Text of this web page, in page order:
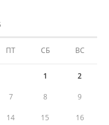
ПТ СБ ВС
1 2
7 8 9
14 15 16